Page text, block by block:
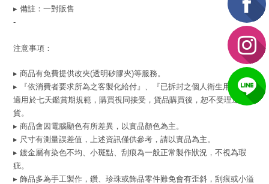
▸ 備註：一對販售
-
注意事項：
▸ 商品有免費提供改夾(透明矽膠夾)等服務。
▸ 『依消費者要求所為之客製化給付』、『已拆封之個人衛生用品』不
適用於七天鑑賞期規範，購買視同接受，貨品購買後，恕不受理退換
貨。
▸ 商品會因電腦顯色有所差異，以實品顏色為主。
▸ 尺寸有測量誤差值，上述資訊僅供參考，請以實品為主。
▸ 鍍金屬有染色不均、小斑點、刮痕為一般正常製作狀況，不視為瑕
疵。
▸ 飾品多為手工製作，鑽、珍珠或飾品零件難免會有歪斜，刮痕或小溢